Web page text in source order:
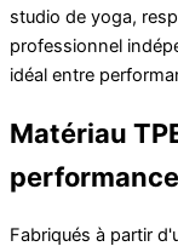
studio de yoga,
professionnel
idéal entre
Matériau
Fabriqués à partir